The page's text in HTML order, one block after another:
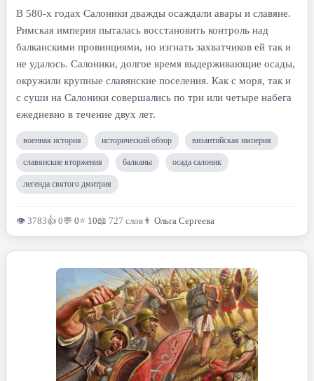
В 580-х годах Салоники дважды осаждали авары и славяне.
Римская империя пыталась восстановить контроль над
балканскими провинциями, но изгнать захватчиков ей так и
не удалось. Салоники, долгое время выдерживающие осады,
окружили крупные славянские поселения. Как с моря, так и
с суши на Салоники совершались по три или четыре набега
ежедневно в течение двух лет.
военная история исторический обзор византийская империя
славянские вторжения балканы осада салоник
легенда святого дмитрия
👁 3783👍 0💬 0⭐ 10📖 727 слов 👨 Ольга Сергеева